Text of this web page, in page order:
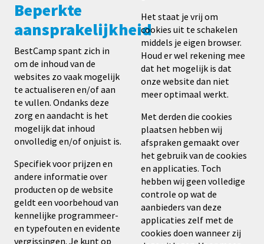
Beperkte
aansprakelijkheid
BestCamp spant zich in
om de inhoud van de
websites zo vaak mogelijk
te actualiseren en/of aan
te vullen. Ondanks deze
zorg en aandacht is het
mogelijk dat inhoud
onvolledig en/of onjuist is.
Specifiek voor prijzen en
andere informatie over
producten op de website
geldt een voorbehoud van
kennelijke programmeer-
en typefouten en evidente
vergissingen. Je kunt op
Het staat je vrij om
cookies uit te schakelen
middels je eigen browser.
Houd er wel rekening mee
dat het mogelijk is dat
onze website dan niet
meer optimaal werkt.
Met derden die cookies
plaatsen hebben wij
afspraken gemaakt over
het gebruik van de cookies
en applicaties. Toch
hebben wij geen volledige
controle op wat de
aanbieders van deze
applicaties zelf met de
cookies doen wanneer zij